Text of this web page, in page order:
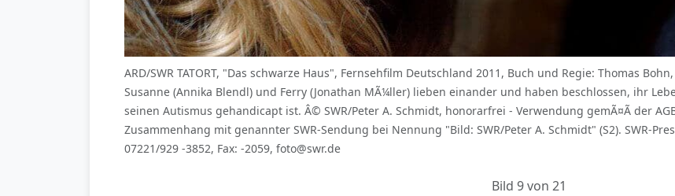
ARD/SWR TATORT, "Das schwarze Haus", Fernsehfilm Deutschland 2011, Buch und Regie: Thomas
Susanne (Annika Blendl) und Ferry (Jonathan MÃ¼ller) lieben einander und haben beschlossen, ihr
seinen Autismus gehandicapt ist. Â© SWR/Peter A. Schmidt, honorarfrei - Verwendung gemÃ¤Ã der
Zusammenhang mit genannter SWR-Sendung bei Nennung "Bild: SWR/Peter A. Schmidt" (S2). SWR-
07221/929 -3852, Fax: -2059, foto@swr.de
Bild 9 von 21